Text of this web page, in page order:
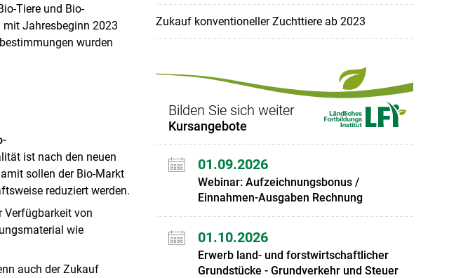
Tiere und Bio-
Jahresbeginn 2023
wurden
ist nach den neuen
sollen der Bio-Markt
reduziert werden.
Verfügbarkeit von
wie
auch der Zukauf
Zukauf konventioneller Zuchttiere ab 2023
Bilden Sie sich weiter
Kursangebote
01.09.2026
Webinar: Aufzeichnungsbonus /
Einnahmen-Ausgaben Rechnung
01.10.2026
Erwerb land- und forstwirtschaftlicher
Grundstücke - Grundverkehr und Steuer